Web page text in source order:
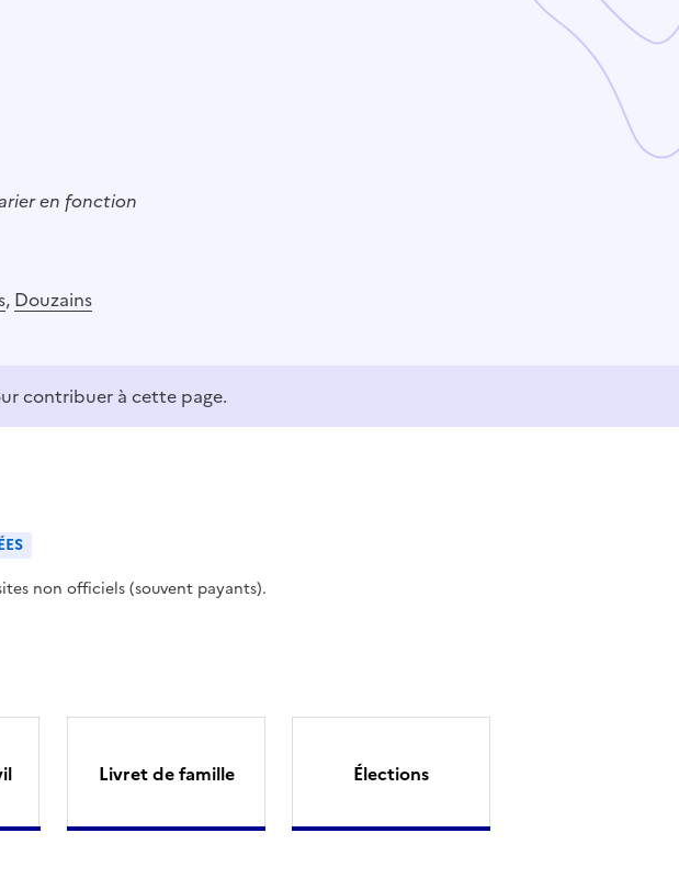
en fonction
, Douzains
contribuer à cette page.
non officiels (souvent payants).
Livret de famille Élections